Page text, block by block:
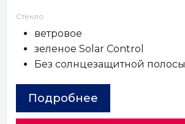
Стекло
ветровое
зеленое Solar Control
Без солнцезащитной полосы
Подробнее